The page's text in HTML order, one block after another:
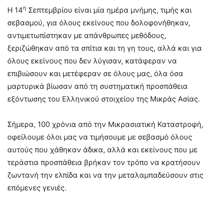
Η 14η Σεπτεμβρίου είναι μία ημέρα μνήμης, τιμής και
σεβασμού, για όλους εκείνους που δολοφονήθηκαν,
αντιμετωπίστηκαν με απάνθρωπες μεθόδους,
ξεριζώθηκαν από τα σπίτια και τη γη τους, αλλά και για
όλους εκείνους που δεν λύγισαν, κατάφεραν να
επιβιώσουν και μετέφεραν σε όλους μας, όλα όσα
μαρτυρικά βίωσαν από τη συστηματική προσπάθεια
εξόντωσης του Ελληνικού στοιχείου της Μικράς Ασίας.
Σήμερα, 100 χρόνια από την Μικρασιατική Καταστροφή,
οφείλουμε όλοι μας να τιμήσουμε με σεβασμό όλους
αυτούς που χάθηκαν άδικα, αλλά και εκείνους που με
τεράστια προσπάθεια βρήκαν τον τρόπο να κρατήσουν
ζωντανή την ελπίδα και να την μεταλαμπαδεύσουν στις
επόμενες γενιές.